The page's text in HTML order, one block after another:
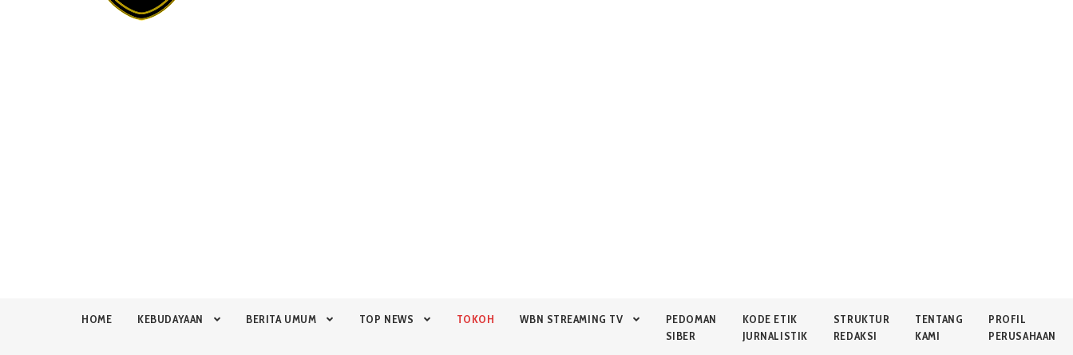
HOME KEBUDAYAAN BERITA UMUM TOP NEWS TOKOH WBN STREAMING TV
PEDOMAN
SIBER
KODE ETIK
JURNALISTIK
STRUKTUR
REDAKSI
TENTANG
KAMI
PROFIL
PERUSAHAAN